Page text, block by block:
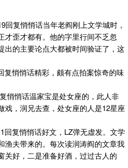
回复悄悄话当年老阎刚上文学城时，
才歪才都有。他的字里行间不乏忽
出的主要论点大都被时间验证了，这
复悄悄话精彩，颇有点拍案惊奇的味
悄悄话温家宝是处女座的，此人非
戏，润兄去查，处女座的人是12星座
回复悄悄话好文，LZ弹无虚发。文学
渔夫带来的。每次读润涛阎的文章我
关好，二是准备好酒，过过古人的